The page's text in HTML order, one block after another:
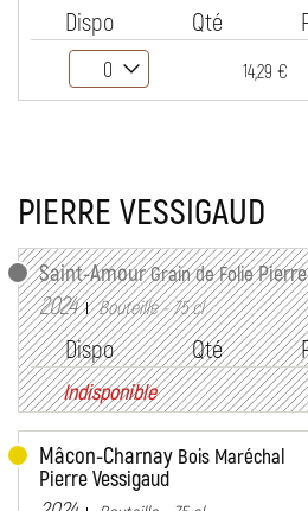
Dispo Qté
14,29 €
PIERRE VESSIGAUD
Saint-Amour Grain de Folie
2024 Bouteille - 75 cl
Dispo Qté
Indisponible
Mâcon-Charnay Bois Maréchal
Pierre Vessigaud